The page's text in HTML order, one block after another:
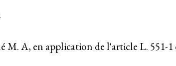
M. A, en application de l'article L. 551-1